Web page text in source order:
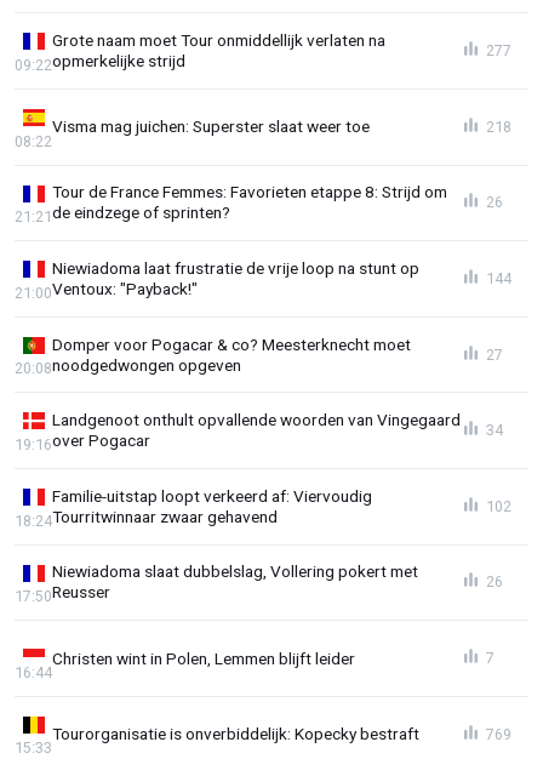
Grote naam moet Tour onmiddellijk verlaten na
opmerkelijke strijd
09:22
277
Visma mag juichen: Superster slaat weer toe
08:22
218
Tour de France Femmes: Favorieten etappe 8: Strijd om
de eindzege of sprinten?
21:21
26
Niewiadoma laat frustratie de vrije loop na stunt op
Ventoux: "Payback!"
21:00
144
Domper voor Pogacar & co? Meesterknecht moet
noodgedwongen opgeven
20:08
27
Landgenoot onthult opvallende woorden van Vingegaard
over Pogacar
19:16
34
Familie-uitstap loopt verkeerd af: Viervoudig
Tourritwinnaar zwaar gehavend
18:24
102
Niewiadoma slaat dubbelslag, Vollering pokert met
Reusser
17:50
26
Christen wint in Polen, Lemmen blijft leider
16:44
7
Tourorganisatie is onverbiddelijk: Kopecky bestraft
15:33
769